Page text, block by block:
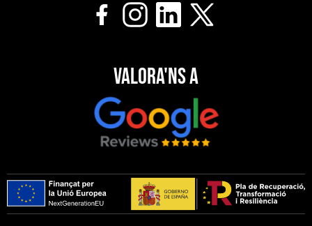
Valora'ns a